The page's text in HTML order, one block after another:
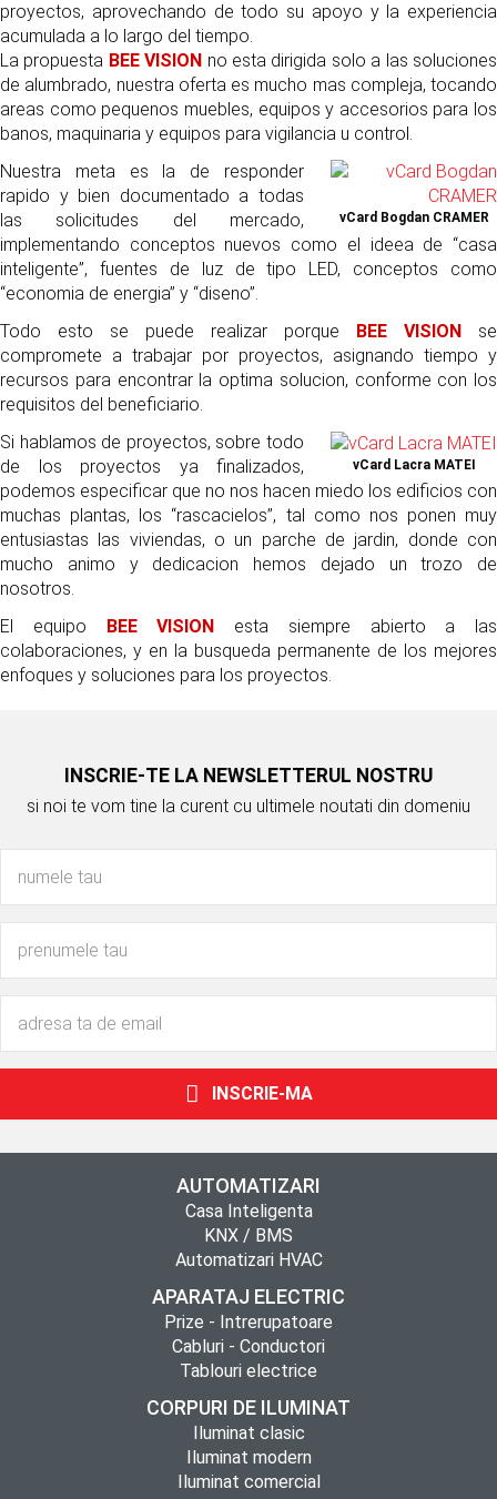
proyectos, aprovechando de todo su apoyo y la experiencia
acumulada a lo largo del tiempo.
La propuesta BEE VISION no esta dirigida solo a las soluciones
de alumbrado, nuestra oferta es mucho mas compleja, tocando
areas como pequenos muebles, equipos y accesorios para los
banos, maquinaria y equipos para vigilancia u control.
vCard Bogdan CRAMER
Nuestra meta es la de responder
rapido y bien documentado a todas
las solicitudes del mercado,
implementando conceptos nuevos como el ideea de “casa
inteligente”, fuentes de luz de tipo LED, conceptos como
“economia de energia” y “diseno”.
Todo esto se puede realizar porque BEE VISION se
compromete a trabajar por proyectos, asignando tiempo y
recursos para encontrar la optima solucion, conforme con los
requisitos del beneficiario.
vCard Lacra MATEI
Si hablamos de proyectos, sobre todo
de los proyectos ya finalizados,
podemos especificar que no nos hacen miedo los edificios con
muchas plantas, los “rascacielos”, tal como nos ponen muy
entusiastas las viviendas, o un parche de jardin, donde con
mucho animo y dedicacion hemos dejado un trozo de
nosotros.
El equipo BEE VISION esta siempre abierto a las
colaboraciones, y en la busqueda permanente de los mejores
enfoques y soluciones para los proyectos.
INSCRIE-TE LA NEWSLETTERUL NOSTRU
si noi te vom tine la curent cu ultimele noutati din domeniu
INSCRIE-MA
AUTOMATIZARI
Casa Inteligenta
KNX / BMS
Automatizari HVAC
APARATAJ ELECTRIC
Prize - Intrerupatoare
Cabluri - Conductori
Tablouri electrice
CORPURI DE ILUMINAT
Iluminat clasic
Iluminat modern
Iluminat comercial